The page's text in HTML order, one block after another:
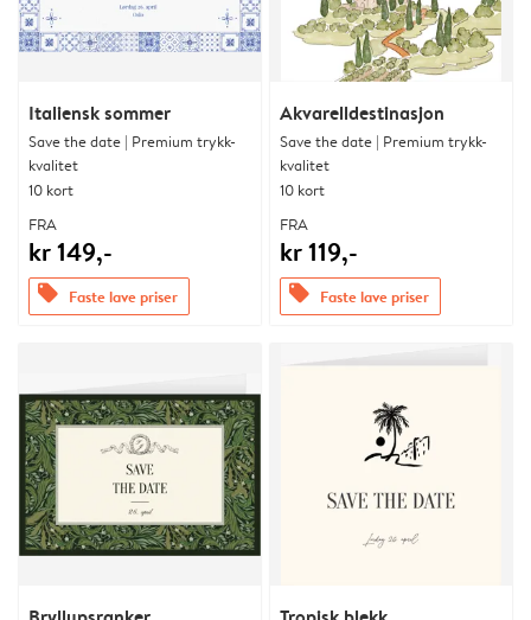
Italiensk sommer
Save the date | Premium trykk-
kvalitet
10 kort
FRA
kr 149,-
offers Faste lave priser
Akvarelldestinasjon
Save the date | Premium trykk-
kvalitet
10 kort
FRA
kr 119,-
offers Faste lave priser